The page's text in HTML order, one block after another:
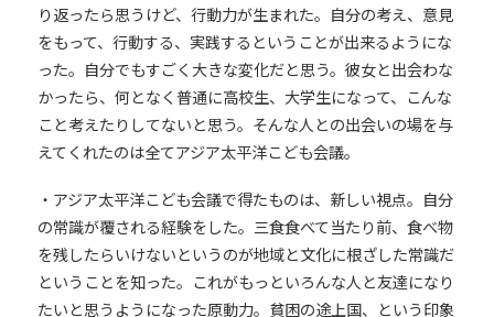
り返ったら思うけど、行動力が生まれた。自分の考え、意見
をもって、行動する、実践するということが出来るようにな
った。自分でもすごく大きな変化だと思う。彼女と出会わな
かったら、何となく普通に高校生、大学生になって、こんな
こと考えたりしてないと思う。そんな人との出会いの場を与
えてくれたのは全てアジア太平洋こども会議。
・アジア太平洋こども会議で得たものは、新しい視点。自分
の常識が覆される経験をした。三食食べて当たり前、食べ物
を残したらいけないというのが地域と文化に根ざした常識だ
ということを知った。これがもっといろんな人と友達になり
たいと思うようになった原動力。貧困の途上国、という印象